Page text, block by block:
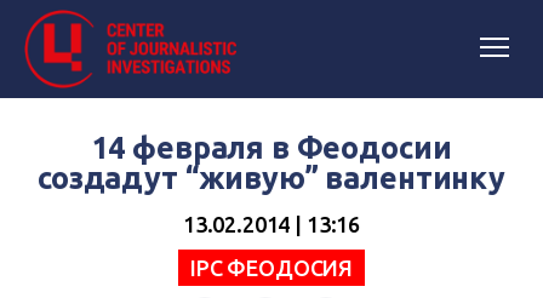
14 февраля в Феодосии
создадут “живую” валентинку
13.02.2014 | 13:16
IPC ФЕОДОСИЯ